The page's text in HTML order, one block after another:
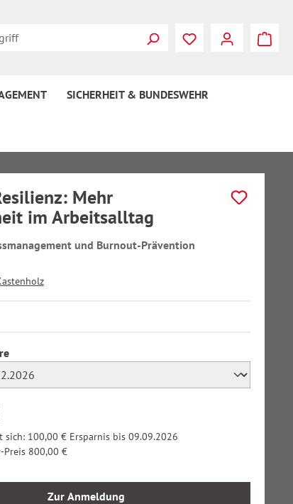
SICHERHEIT & BUNDESWEHR
Mehr
im Arbeitsalltag
und Burnout-Prävention
auswählen
sich: 100,00 € Ersparnis bis 09.09.2026
Preis 800,00 €
Zur Anmeldung